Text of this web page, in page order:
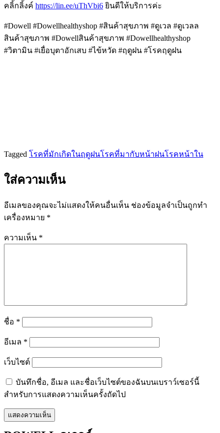
คลิ้กลิ้งค์ https://lin.ee/uThVbi6 ยินดีให้บริการค่ะ
#Dowell #Dowellhealthyshop #สินค้าสุขภาพ #ดูเวล #ดูเวลล
สินค้าสุขภาพ #Dowellสินค้าสุขภาพ #Dowellhealthyshop
#วิตามิน #เยื่อบุตาอักเสบ #ไข้หวัด #ฤดูฝน #โรคฤดูฝน
Tagged โรคที่มักเกิดในฤดูฝนโรคที่มากับหน้าฝนโรคหน้าใน
ใส่ความเห็น
อีเมลของคุณจะไม่แสดงให้คนอื่นเห็น ช่องข้อมูลจำเป็นถูกทำ
เครื่องหมาย *
ความเห็น *
ชื่อ *
อีเมล *
เว็บไซต์
บันทึกชื่อ, อีเมล และชื่อเว็บไซต์ของฉันบนเบราว์เซอร์นี้
สำหรับการแสดงความเห็นครั้งถัดไป